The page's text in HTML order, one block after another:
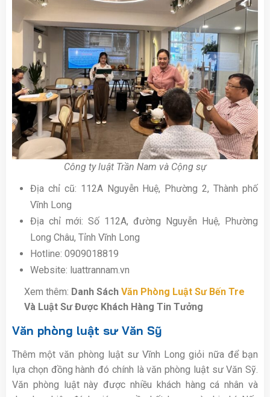
Công ty luật Trần Nam và Cộng sự
Địa chỉ cũ: 112A Nguyễn Huệ, Phường 2, Thành phố
Vĩnh Long
Địa chỉ mới: Số 112A, đường Nguyễn Huệ, Phường
Long Châu, Tỉnh Vĩnh Long
Hotline: 0909018819
Website: luattrannam.vn
Xem thêm: Danh Sách Văn Phòng Luật Sư Bến Tre
Và Luật Sư Được Khách Hàng Tin Tưởng
Văn phòng luật sư Văn Sỹ
Thêm một văn phòng luật sư Vĩnh Long giỏi nữa để bạn
lựa chọn đồng hành đó chính là văn phòng luật sư Văn Sỹ.
Văn phòng luật này được nhiều khách hàng cá nhân và